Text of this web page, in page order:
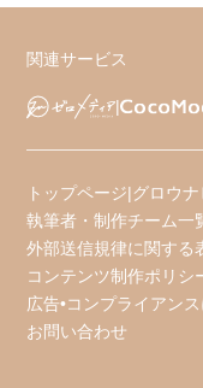
関連サービス
トップページ|グロウ
執筆者・制作チーム一
外部送信規律に関する
コンテンツ制作ポリシ
広告•コンプライアン
お問い合わせ